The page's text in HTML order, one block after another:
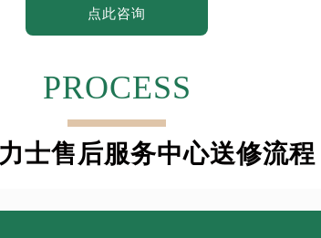
室（需提前预约）
6楼10室（需提前预约）
室（需提前预约）
1002室（需提前预约）
室（需提前预约）
字楼20层01室（需提前预约）
点此咨询
PROCESS
士售后服务中心送修流程